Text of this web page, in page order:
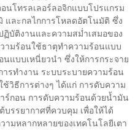
โทรลเลอร์ลอจิกแบบโปรแกรม
และกลไกการโหลดอัตโนมัติ ซึ่ง
บัติงานและความสม่ำเสมอของ
ามร้อนใช้ธาตุทำความร้อนแบบ
แบบเหนี่ยวนำ ซึ่งให้การกระจาย
รทำงาน ระบบระบายความร้อน
วิธีการต่างๆ ได้แก่ การดับความ
ร์กอน การดับความร้อนด้วยน้ำมัน
บรรยากาศที่ควบคุม เพื่อให้ได้
มหลากหลายของเทคโนโลยีเตา